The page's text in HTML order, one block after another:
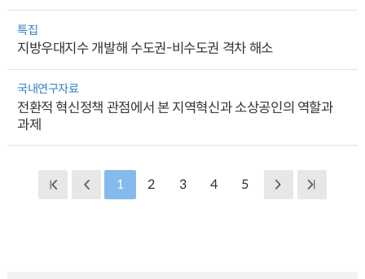
특집
지방우대지수 개발해 수도권-비수도권 격차 해소
국내연구자료
전환적 혁신정책 관점에서 본 지역혁신과 소상공인의 역할과
과제
1 2 3 4 5